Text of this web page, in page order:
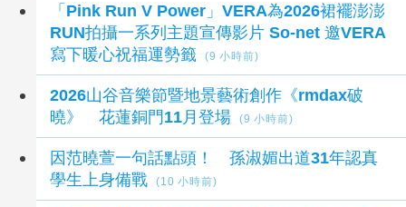
「Pink Run V Power」VERA為2026裙襬澎澎
RUN拍攝一系列主題宣傳影片 So-net 邀VERA
寫下暖心祝福運勢籤
(9 小時前)
2026山谷音樂節暨地景藝術創作《rmdax破
曉》 花蓮銅門11月登場
(9 小時前)
因范曉萱一句話點頭！ 孫淑媚出道31年認真
學生上身備戰
(10 小時前)